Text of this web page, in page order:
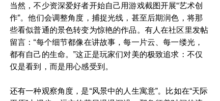
当然，不少资深爱好者开始自己用游戏截图开展“艺术创
作”。他们会调整角度，捕捉光线，甚至后期润色，将那
些看似普通的景色转变为惊艳的作品。有人在社区里发帖
留言：“每个细节都像在讲故事，每一片云、每一缕光，
都有自己的生命。”这正是玩家们对美的极致追求：不仅
仅是看到，而是用心感受到。
还有一种观察角度，是“风景中的人生寓意”。比如在“天际